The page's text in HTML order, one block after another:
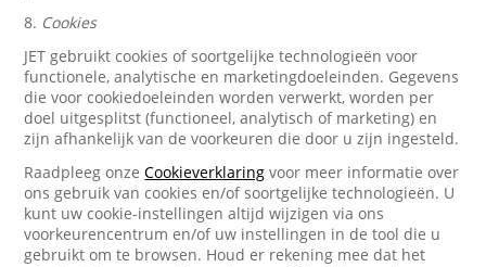
8. Cookies
JET gebruikt cookies of soortgelijke technologieën voor
functionele, analytische en marketingdoeleinden. Gegevens
die voor cookiedoeleinden worden verwerkt, worden per
doel uitgesplitst (functioneel, analytisch of marketing) en
zijn afhankelijk van de voorkeuren die door u zijn ingesteld.
Raadpleeg onzeCookieverklaring voor meer informatie over
ons gebruik van cookies en/of soortgelijke technologieën. U
kunt uw cookie-instellingen altijd wijzigen via ons
voorkeurencentrum en/of uw instellingen in de tool die u
gebruikt om te browsen. Houd er rekening mee dat het